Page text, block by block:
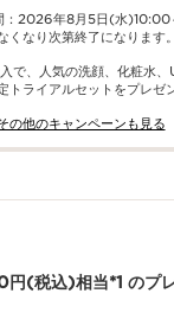
：2026年8月5日(水)10:00
くなり次第終了になります。
で、​人気の洗顔、化粧水
トライアルセットをプレゼ
の他のキャンペーンも見る​
円(税込)相当*1 のプ